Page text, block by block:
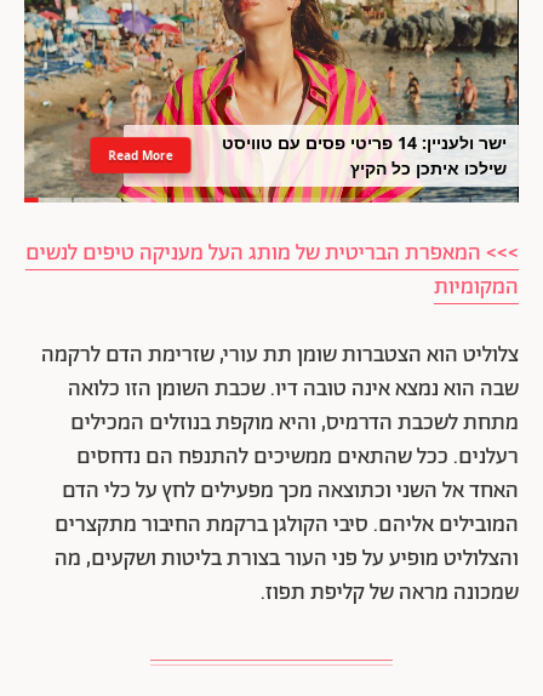
ישר ולעניין: 14 פריטי פסים עם טוויסט
שילכו איתכן כל הקיץ
Read More
>>> המאפרת הבריטית של מותג העל מעניקה טיפים לנשים
המקומיות
צלוליט הוא הצטברות שומן תת עורי, שזרימת הדם לרקמה
שבה הוא נמצא אינה טובה דיו. שכבת השומן הזו כלואה
מתחת לשכבת הדרמיס, והיא מוקפת בנוזלים המכילים
רעלנים. ככל שהתאים ממשיכים להתנפח הם נדחסים
האחד אל השני וכתוצאה מכך מפעילים לחץ על כלי הדם
המובילים אליהם. סיבי הקולגן ברקמת החיבור מתקצרים
והצלוליט מופיע על פני העור בצורת בליטות ושקעים, מה
שמכונה מראה של קליפת תפוז.